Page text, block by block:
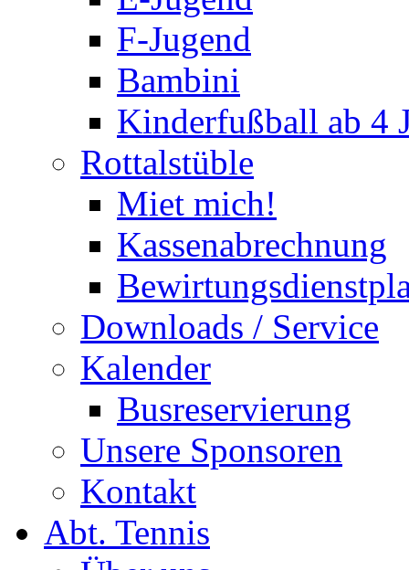
F-Jugend
Bambini
Kinderfußball ab 4
Rottalstüble
Miet mich!
Kassenabrechnung
Downloads / Service
Kalender
Busreservierung
Unsere Sponsoren
Kontakt
Abt. Tennis